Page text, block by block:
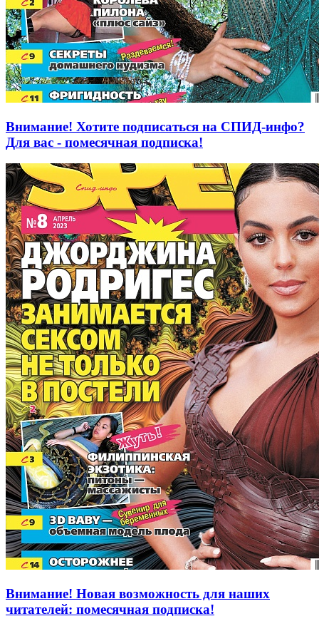
Внимание! Хотите подписаться на СПИД-инфо?
Для вас - помесячная подписка!
Внимание! Новая возможность для наших
читателей: помесячная подписка!